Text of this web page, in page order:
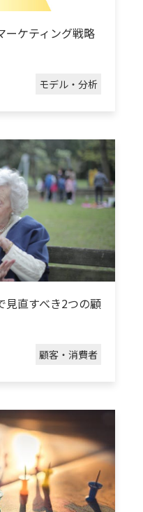
ーケティング戦略
モデル・分析
見直すべき2つの顧
顧客・消費者